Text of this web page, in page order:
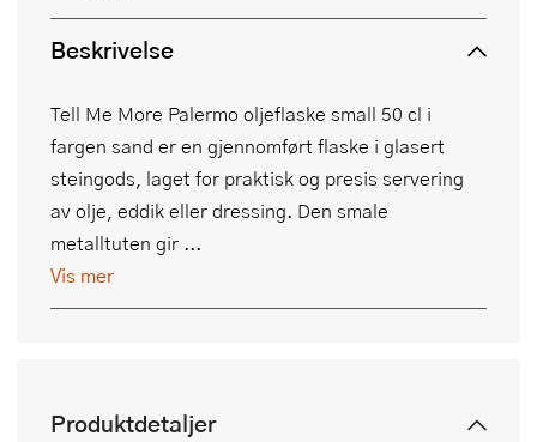
Beskrivelse
Tell Me More Palermo oljeflaske small 50 cl i
fargen sand er en gjennomført flaske i glasert
steingods, laget for praktisk og presis servering
av olje, eddik eller dressing. Den smale
metalltuten gir ...
Vis mer
Produktdetaljer